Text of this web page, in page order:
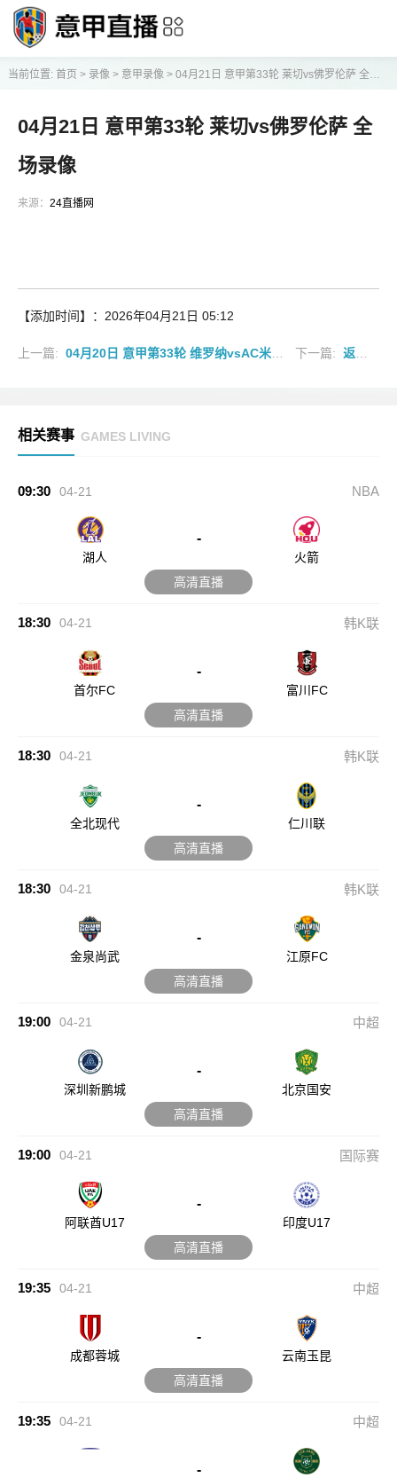
当前位置: 首页 > 录像> 意甲录像> 04月21日 意甲第33轮 莱切vs佛罗伦萨 全场录像
04月21日 意甲第33轮 莱切vs佛罗伦萨 全
场录像
来源： 24直播网
【添加时间】：2026年04月21日 05:12
上一篇: 04月20日 意甲第33轮 维罗纳vsAC米兰 全场录像 下一篇: 返回列表
相关赛事 GAMES LIVING
09:30 04-21 NBA
湖人
-
火箭
高清直播
18:30 04-21 韩K联
首尔FC
-
富川FC
高清直播
18:30 04-21 韩K联
全北现代
-
仁川联
高清直播
18:30 04-21 韩K联
金泉尚武
-
江原FC
高清直播
19:00 04-21 中超
深圳新鹏城
-
北京国安
高清直播
19:00 04-21 国际赛
阿联酋U17
-
印度U17
高清直播
19:35 04-21 中超
成都蓉城
-
云南玉昆
高清直播
19:35 04-21 中超
-